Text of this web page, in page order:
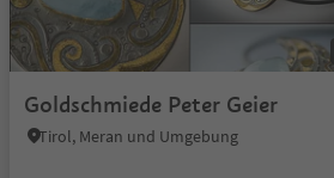
Goldschmiede Peter Geier
Tirol, Meran und Umgebung